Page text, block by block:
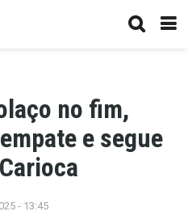
no fim,
e segue
- 13:45